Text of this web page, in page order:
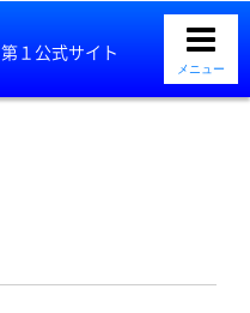
第１公式サイト
メニュー